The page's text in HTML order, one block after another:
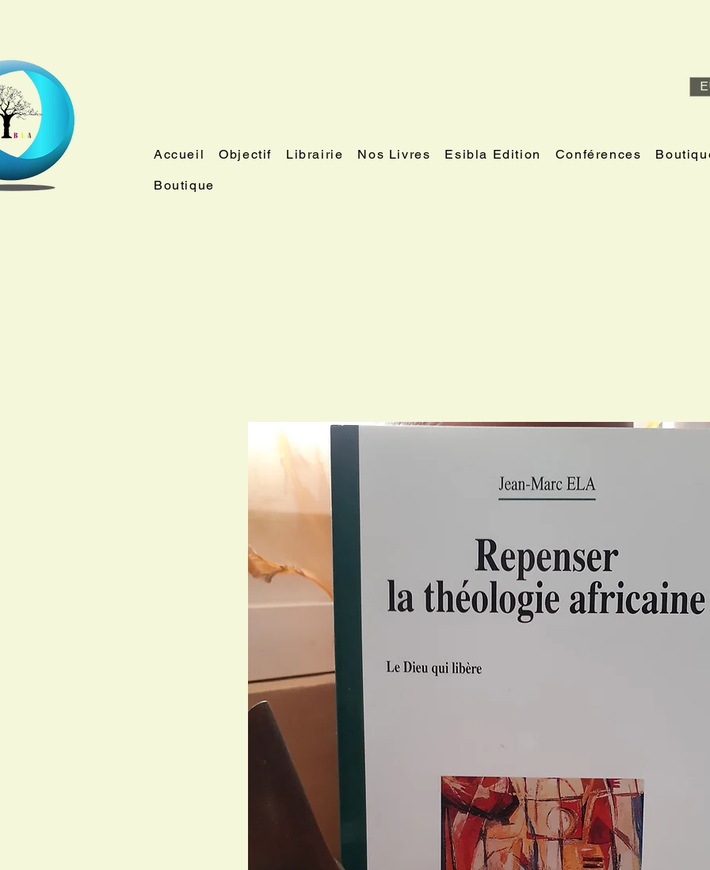
Accueil Objectif Librairie Nos Livres Esibla Edition Conférences
Boutique